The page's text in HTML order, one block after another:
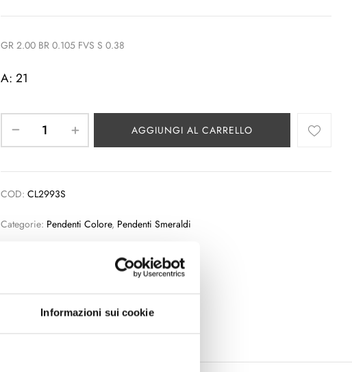
Informazioni sui cookie
GR 2.00 BR 0.105 FVS S 0.38
A: 21
AGGIUNGI AL CARRELLO
COD:CL2993S
Categorie: Pendenti Colore, Pendenti Smeraldi